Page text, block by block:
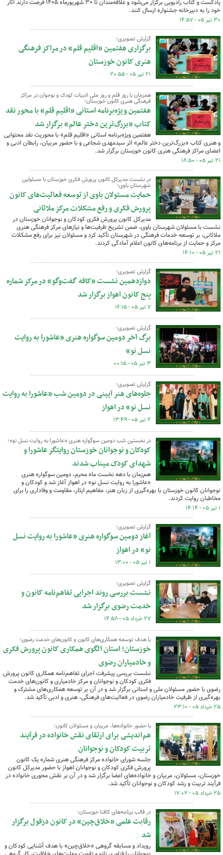
پادکست و کتاب رادیویی برگزار می‌شود و علاقه‌مندان تا ۳۰ شهریورماه ۱۴۰۵ فرصت دارند آثار
خود را به دبیرخانه جشنواره ارسال کنند.
۳۰ تیر ۰۵ - ۱۴:۵۷
گزارش تصویری؛
برگزاری هفتمین «اقلیم قلم» در مراکز فرهنگی
هنری کانون خوزستان
۲۱ تیر ۰۵ - ۲۰:۵۵
همزمان با روز قلم و روز ملی ادبیات کودک و نوجوان در مراکز
فرهنگی هنری کانون خوزستان؛
هفتمین ویژه‌برنامه استانی «اقلیم قلم» با محور نقد
کتاب «بزرگ‌ترین دختر عالم» برگزار شد
هفتمین ویژه‌برنامه استانی «اقلیم قلم» با محوریت نقد محتوایی
و هنری کتاب «بزرگ‌ترین دختر عالم» اثر سیدمهدی شجاعی و با حضور مربیان، رابطان ادبی و
اعضای مراکز فرهنگی هنری کانون خوزستان برگزار شد.
۲۱ تیر ۰۵ - ۱۸:۵۰
در نشست مدیرکل کانون پرورش فکری خوزستان با مسئولین
شهرستان باوی؛
حمایت مسئولان باوی از توسعه فعالیت‌های کانون
پرورش فکری و رفع مشکلات مرکز ملاثانی
مدیرکل کانون پرورش فکری کودکان و نوجوانان خوزستان در
نشست با مسئولان شهرستان باوی، ضمن تشریح ظرفیت‌ها و نیازهای مرکز فرهنگی هنری
ملاثانی، بر توسعه خدمات فرهنگی در شهرستان تأکید کرد و مسئولان نیز برای رفع مشکلات
مرکز و حمایت از برنامه‌های کانون اعلام آمادگی کردند.
۲۱ تیر ۰۵ - ۱۴:۱۰
گزارش تصویری؛
دوازدهمین نشست «کافه گفت‌وگو» در مرکز شماره
پنج کانون اهواز برگزار شد
۷ تیر ۰۵ - ۱۶:۱۵
گزارش تصویری؛
برگ آخر دومین سوگواره هنری «عاشورا به روایت
نسل نو»
۳ تیر ۰۵ - ۰۰:۱۵
گزارش تصویری؛
جلوه‌های هنر آیینی در دومین شب «عاشورا به روایت
نسل نو» در اهواز
۲ تیر ۰۵ - ۱۳:۴۹
در نخستین شب دومین سوگواره هنری «عاشورا به روایت نسل نو»؛
کودکان و نوجوانان خوزستان روایتگر عاشورا و
شهدای کودک میناب شدند
هم‌زمان با دهه نخست ماه محرم، دومین سوگواره هنری
«عاشورا به روایت نسل نو» در اهواز آغاز شد و کودکان و
نوجوانان کانون خوزستان با بهره‌گیری از زبان هنر، مفاهیم ایثار، مقاومت و وفاداری را برای
مخاطبان روایت کردند.
۱ تیر ۰۵ - ۱۴:۱۴
گزارش تصویری؛
آغاز دومین سوگواره هنری «عاشورا به روایت نسل
نو» در اهواز
۱ تیر ۰۵ - ۱۳:۰۰
گزارش تصویری؛
نشست بررسی روند اجرایی تفاهم‌نامه کانون و
خدمت رضوی برگزار شد
۲۷ خرداد ۰۵ - ۱۴:۵۸
با هدف توسعه همکاری‌های کانون و کانون‌های خدمت رضوی؛
خوزستان؛ استان الگوی همکاری کانون پرورش فکری
و خادمیاران رضوی
نشست بررسی پیشرفت اجرای تفاهم‌نامه همکاری کانون پرورش
فکری کودکان و نوجوانان و مرکز خادمیاری و کانون‌های خدمت
رضوی با حضور مسئولان ملی و استانی برگزار شد و در آن بر توسعه همکاری‌های مشترک و
بهره‌گیری از ظرفیت خادمیاران رضوی در فعالیت‌های فرهنگی، هنری و ادبی تأکید شد.
۲۵ خرداد ۰۵ - ۲۳:۱۰
با حضور خانواده‌ها، مربیان و مسئولان کانون؛
هم‌اندیشی برای ارتقای نقش خانواده در فرآیند
تربیت کودکان و نوجوانان
جلسه شورای خانواده مرکز فرهنگی هنری شماره یک کانون
پرورش فکری کودکان و نوجوانان اهواز با حضور مدیرکل کانون
خوزستان، مسئولان، مربیان و خانواده‌های اعضا برگزار شد و در آن بر نقش محوری خانواده در
فرآیند تربیت و رشد کودکان و نوجوانان تأکید شد.
۲۵ خرداد ۰۵ - ۱۷:۰۲
در قالب برنامه‌های کافنا خوزستان؛
رقابت علمی «خلاق‌چین» در کانون دزفول برگزار
شد
رویداد و مسابقه گروهی «خلاق‌چین» با هدف آشنایی کودکان و